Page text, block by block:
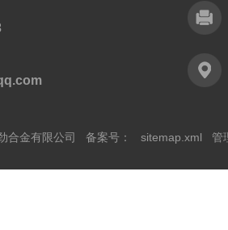
合金有限公司 备案号： sitemap.xml 管